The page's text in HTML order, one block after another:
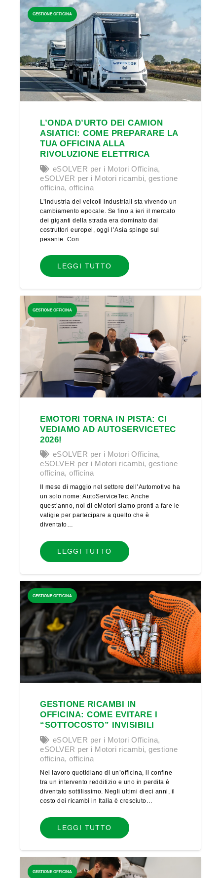
GESTIONE OFFICINA
L’ONDA D’URTO DEI CAMION
ASIATICI: COME PREPARARE LA
TUA OFFICINA ALLA
RIVOLUZIONE ELETTRICA
eSOLVER per i Motori Officina,
eSOLVER per i Motori ricambi,gestione
officina,officina
L’industria dei veicoli industriali sta vivendo un
cambiamento epocale. Se fino a ieri il mercato
dei giganti della strada era dominato dai
costruttori europei, oggi l’Asia spinge sul
pesante. Con…
LEGGI TUTTO
GESTIONE OFFICINA
EMOTORI TORNA IN PISTA: CI
VEDIAMO AD AUTOSERVICETEC
2026!
eSOLVER per i Motori Officina,
eSOLVER per i Motori ricambi,gestione
officina,officina
Il mese di maggio nel settore dell’Automotive ha
un solo nome: AutoServiceTec. Anche
quest’anno, noi di eMotori siamo pronti a fare le
valigie per partecipare a quello che è
diventato…
LEGGI TUTTO
GESTIONE OFFICINA
GESTIONE RICAMBI IN
OFFICINA: COME EVITARE I
“SOTTOCOSTO” INVISIBILI
eSOLVER per i Motori Officina,
eSOLVER per i Motori ricambi,gestione
officina,officina
Nel lavoro quotidiano di un’officina, il confine
tra un intervento redditizio e uno in perdita è
diventato sottilissimo. Negli ultimi dieci anni, il
costo dei ricambi in Italia è cresciuto…
LEGGI TUTTO
GESTIONE OFFICINA